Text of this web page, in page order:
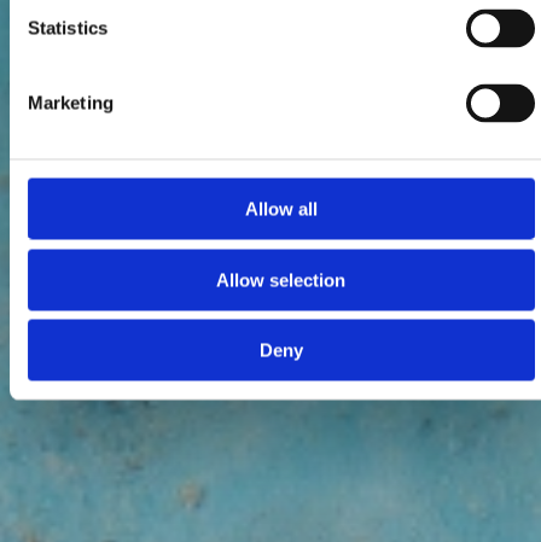
Statistics
Marketing
Allow all
Allow selection
Deny